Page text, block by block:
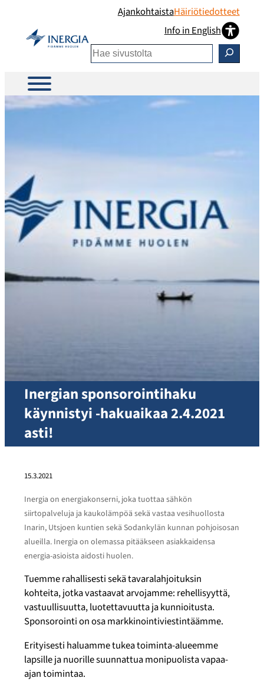
AjankohtaistaHäiriötiedotteet
Info in English
Etsi
Inergian sponsorointihaku
käynnistyi -hakuaikaa 2.4.2021
asti!
15.3.2021
Inergia on energiakonserni, joka tuottaa sähkön
siirtopalveluja ja kaukolämpöä sekä vastaa vesihuollosta
Inarin, Utsjoen kuntien sekä Sodankylän kunnan pohjoisosan
alueilla. Inergia on olemassa pitääkseen asiakkaidensa
energia-asioista aidosti huolen.
Tuemme rahallisesti sekä tavaralahjoituksin
kohteita, jotka vastaavat arvojamme: rehellisyyttä,
vastuullisuutta, luotettavuutta ja kunnioitusta.
Sponsorointi on osa markkinointiviestintäämme.
Erityisesti haluamme tukea toiminta-alueemme
lapsille ja nuorille suunnattua monipuolista vapaa-
ajan toimintaa.